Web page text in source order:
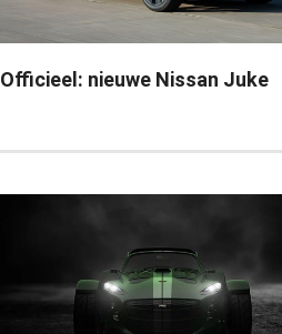
Officieel: nieuwe Nissan Juke